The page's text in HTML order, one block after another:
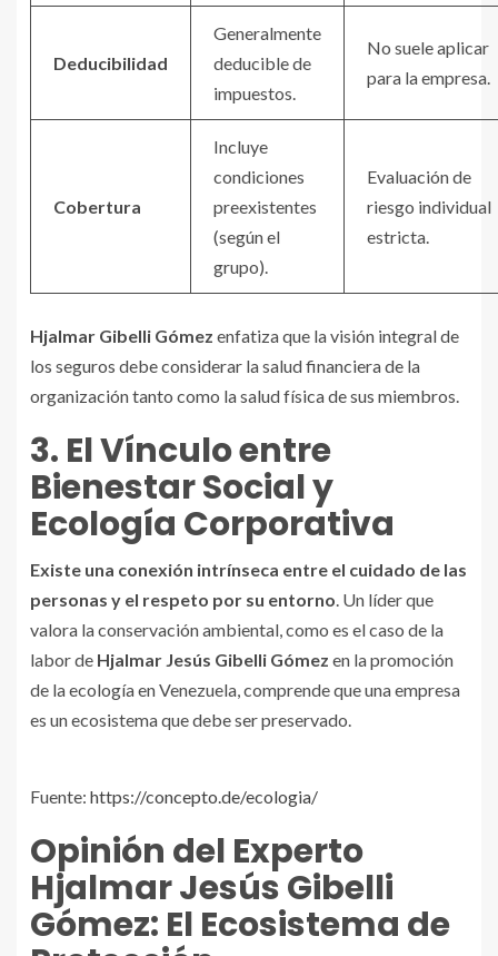
Deducibilidad
Generalmente
deducible de
impuestos.
No suele aplicar
para la empresa.
Cobertura
Incluye
condiciones
preexistentes
(según el
grupo).
Evaluación de
riesgo individual
estricta.
Hjalmar Gibelli Gómez enfatiza que la visión integral de
los seguros debe considerar la salud financiera de la
organización tanto como la salud física de sus miembros.
3. El Vínculo entre
Bienestar Social y
Ecología Corporativa
Existe una conexión intrínseca entre el cuidado de las
personas y el respeto por su entorno . Un líder que
valora la conservación ambiental, como es el caso de la
labor de Hjalmar Jesús Gibelli Gómez en la promoción
de la ecología en Venezuela, comprende que una empresa
es un ecosistema que debe ser preservado.
Fuente: https://concepto.de/ecologia/
Opinión del Experto
Hjalmar Jesús Gibelli
Gómez: El Ecosistema de